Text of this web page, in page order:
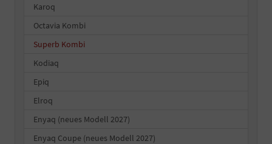
Karoq
Octavia Kombi
Superb Kombi
Kodiaq
Epiq
Elroq
Enyaq (neues Modell 2027)
Enyaq Coupe (neues Modell 2027)